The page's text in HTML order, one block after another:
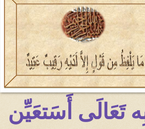
تَعَالَى أَسَتعَيِّن